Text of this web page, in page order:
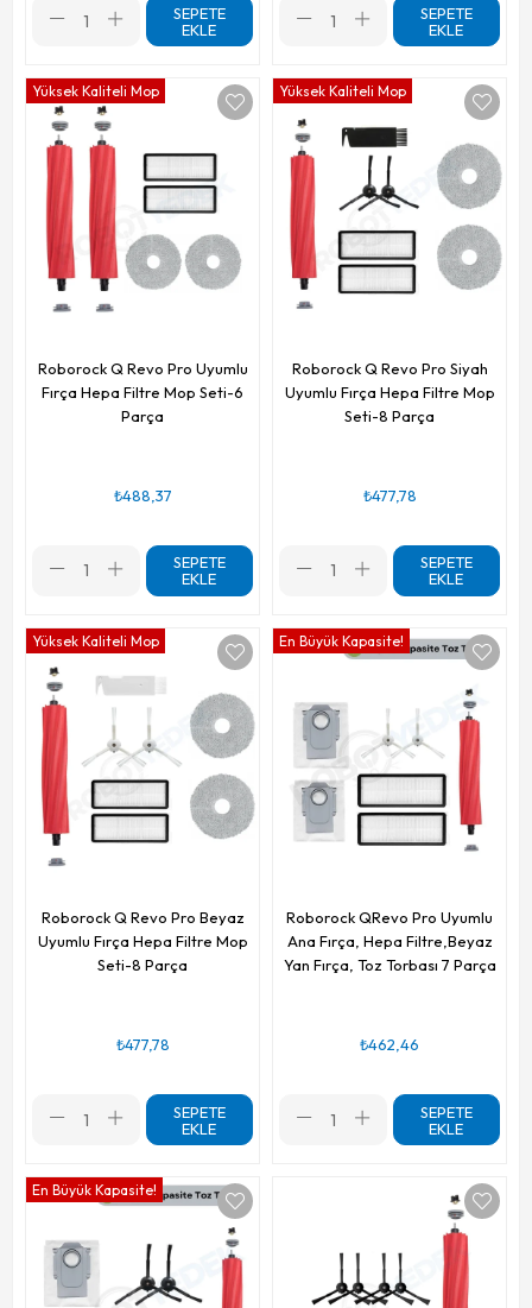
SEPETE
EKLE
SEPETE
EKLE
Roborock Q Revo Pro Uyumlu
Fırça Hepa Filtre Mop Seti-6
Parça
₺488,37
SEPETE
EKLE
Yüksek Kaliteli Mop
Roborock Q Revo Pro Siyah
Uyumlu Fırça Hepa Filtre Mop
Seti-8 Parça
₺477,78
SEPETE
EKLE
Yüksek Kaliteli Mop
Roborock Q Revo Pro Beyaz
Uyumlu Fırça Hepa Filtre Mop
Seti-8 Parça
₺477,78
SEPETE
EKLE
Yüksek Kaliteli Mop
Roborock QRevo Pro Uyumlu
Ana Fırça, Hepa Filtre,Beyaz
Yan Fırça, Toz Torbası 7 Parça
₺462,46
SEPETE
EKLE
En Büyük Kapasite!
En Büyük Kapasite!